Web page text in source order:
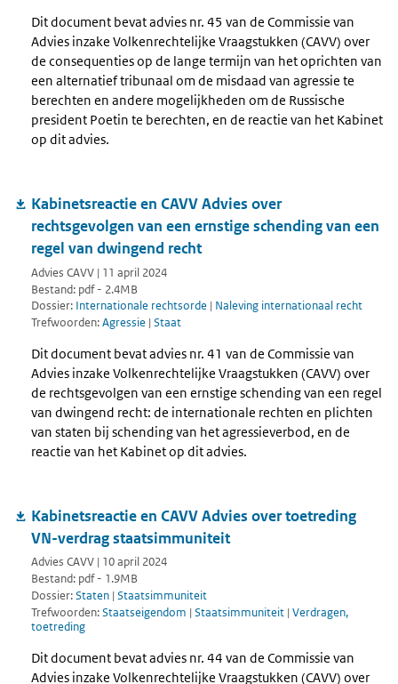
Dit document bevat advies nr. 45 van de Commissie van
Advies inzake Volkenrechtelijke Vraagstukken (CAVV) over
de consequenties op de lange termijn van het oprichten van
een alternatief tribunaal om de misdaad van agressie te
berechten en andere mogelijkheden om de Russische
president Poetin te berechten, en de reactie van het Kabinet
op dit advies.
Kabinetsreactie en CAVV Advies over
rechtsgevolgen van een ernstige schending van een
regel van dwingend recht
Advies CAVV | 11 april 2024
Bestand: pdf - 2.4MB
Dossier: Internationale rechtsorde | Naleving internationaal recht
Trefwoorden:Agressie | Staat
Dit document bevat advies nr. 41 van de Commissie van
Advies inzake Volkenrechtelijke Vraagstukken (CAVV) over
de rechtsgevolgen van een ernstige schending van een regel
van dwingend recht: de internationale rechten en plichten
van staten bij schending van het agressieverbod, en de
reactie van het Kabinet op dit advies.
Kabinetsreactie en CAVV Advies over toetreding
VN-verdrag staatsimmuniteit
Advies CAVV | 10 april 2024
Bestand: pdf - 1.9MB
Dossier:Staten | Staatsimmuniteit
Trefwoorden:Staatseigendom | Staatsimmuniteit | Verdragen,
toetreding
Dit document bevat advies nr. 44 van de Commissie van
Advies inzake Volkenrechtelijke Vraagstukken (CAVV) over